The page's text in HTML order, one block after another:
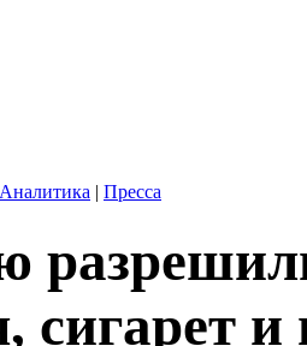
Аналитика | Пресса
сигарет